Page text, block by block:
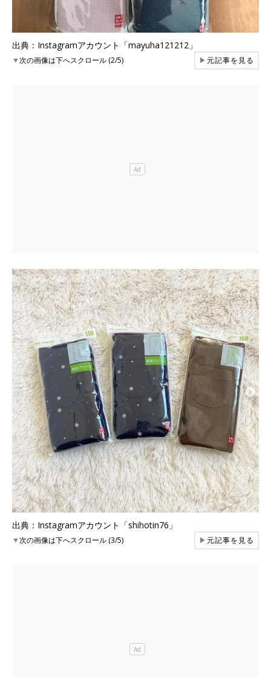
出典：Instagramアカウント「mayuha121212」
▼次の画像は下へスクロール (2/5) ▶元記事を見る
出典：Instagramアカウント「shihotin76」
▼次の画像は下へスクロール (3/5) ▶元記事を見る